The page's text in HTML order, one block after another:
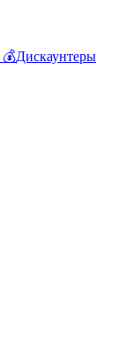
💰Дискаунтеры